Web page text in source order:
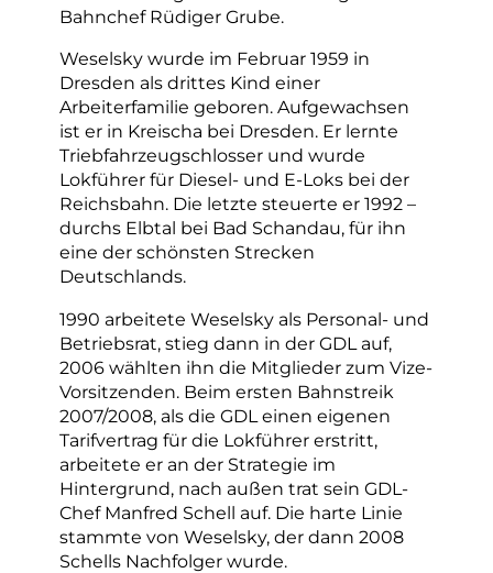
Bahnchef Rüdiger Grube.
Weselsky wurde im Februar 1959 in
Dresden als drittes Kind einer
Arbeiterfamilie geboren. Aufgewachsen
ist er in Kreischa bei Dresden. Er lernte
Triebfahrzeugschlosser und wurde
Lokführer für Diesel- und E-Loks bei der
Reichsbahn. Die letzte steuerte er 1992 –
durchs Elbtal bei Bad Schandau, für ihn
eine der schönsten Strecken
Deutschlands.
1990 arbeitete Weselsky als Personal- und
Betriebsrat, stieg dann in der GDL auf,
2006 wählten ihn die Mitglieder zum Vize-
Vorsitzenden. Beim ersten Bahnstreik
2007/2008, als die GDL einen eigenen
Tarifvertrag für die Lokführer erstritt,
arbeitete er an der Strategie im
Hintergrund, nach außen trat sein GDL-
Chef Manfred Schell auf. Die harte Linie
stammte von Weselsky, der dann 2008
Schells Nachfolger wurde.